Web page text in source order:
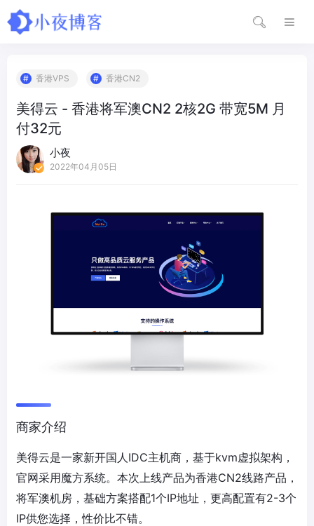
香港VPS 香港CN2
美得云 - 香港将军澳CN2 2核2G 带宽5M 月
付32元
小夜
2022年04月05日
商家介绍
美得云是一家新开国人IDC主机商，基于kvm虚拟架构，
官网采用魔方系统。本次上线产品为香港CN2线路产品，
将军澳机房，基础方案搭配1个IP地址，更高配置有2-3个
IP供您选择，性价比不错。